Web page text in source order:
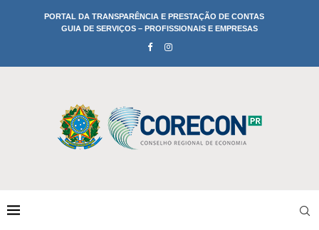
PORTAL DA TRANSPARÊNCIA E PRESTAÇÃO DE CONTAS
GUIA DE SERVIÇOS – PROFISSIONAIS E EMPRESAS